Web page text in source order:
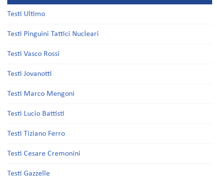
Testi Ultimo
Testi Pinguini Tattici Nucleari
Testi Vasco Rossi
Testi Jovanotti
Testi Marco Mengoni
Testi Lucio Battisti
Testi Tiziano Ferro
Testi Cesare Cremonini
Testi Gazzelle